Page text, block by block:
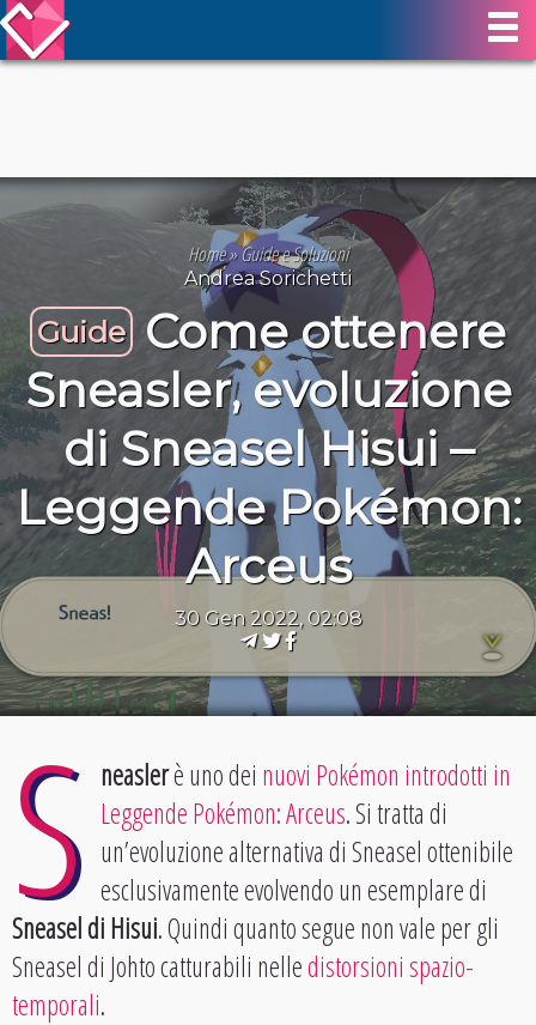
Home»Guide e Soluzioni
Andrea Sorichetti
Guide Come ottenere
Sneasler, evoluzione
di Sneasel Hisui –
Leggende Pokémon:
Arceus
30 Gen 2022, 02:08
S neaslerè uno dei nuovi Pokémon introdotti in
Leggende Pokémon: Arceus. Si tratta di
un’evoluzione alternativa di Sneasel ottenibile
esclusivamente evolvendo un esemplare di
Sneasel di Hisui. Quindi quanto segue non vale per gli
Sneasel di Johto catturabili nelledistorsioni spazio-
temporali.